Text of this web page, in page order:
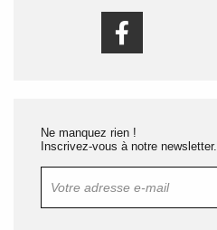
Ne manquez rien !
Inscrivez-vous à notre newsletter.